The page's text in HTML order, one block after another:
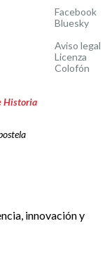
Facebook
Bluesky
Aviso legal
Licenza
Colofón
Historia